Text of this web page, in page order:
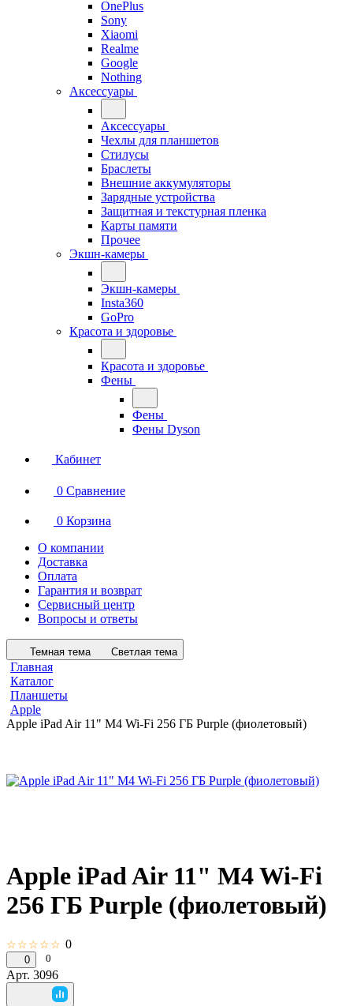
OnePlus
Sony
Xiaomi
Realme
Google
Nothing
Аксессуары
Аксессуары
Чехлы для планшетов
Стилусы
Браслеты
Внешние аккумуляторы
Зарядные устройства
Защитная и текстурная пленка
Карты памяти
Прочее
Экшн-камеры
Экшн-камеры
Insta360
GoPro
Красота и здоровье
Красота и здоровье
Фены
Фены
Фены Dyson
Кабинет
0 Сравнение
0 Корзина
О компании
Доставка
Оплата
Гарантия и возврат
Сервисный центр
Вопросы и ответы
Темная тема Светлая тема
Главная
Каталог
Планшеты
Apple
Apple iPad Air 11" M4 Wi-Fi 256 ГБ Purple (фиолетовый)
Apple iPad Air 11" M4 Wi-Fi
256 ГБ Purple (фиолетовый)
☆☆☆☆☆ 0
0 0
Арт. 3096